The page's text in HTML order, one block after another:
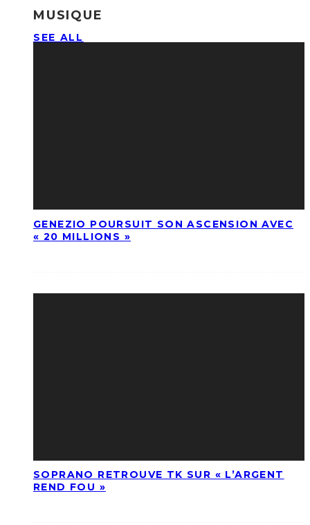
MUSIQUE
SEE ALL
GENEZIO POURSUIT SON ASCENSION AVEC
« 20 MILLIONS »
SOPRANO RETROUVE TK SUR « L’ARGENT
REND FOU »